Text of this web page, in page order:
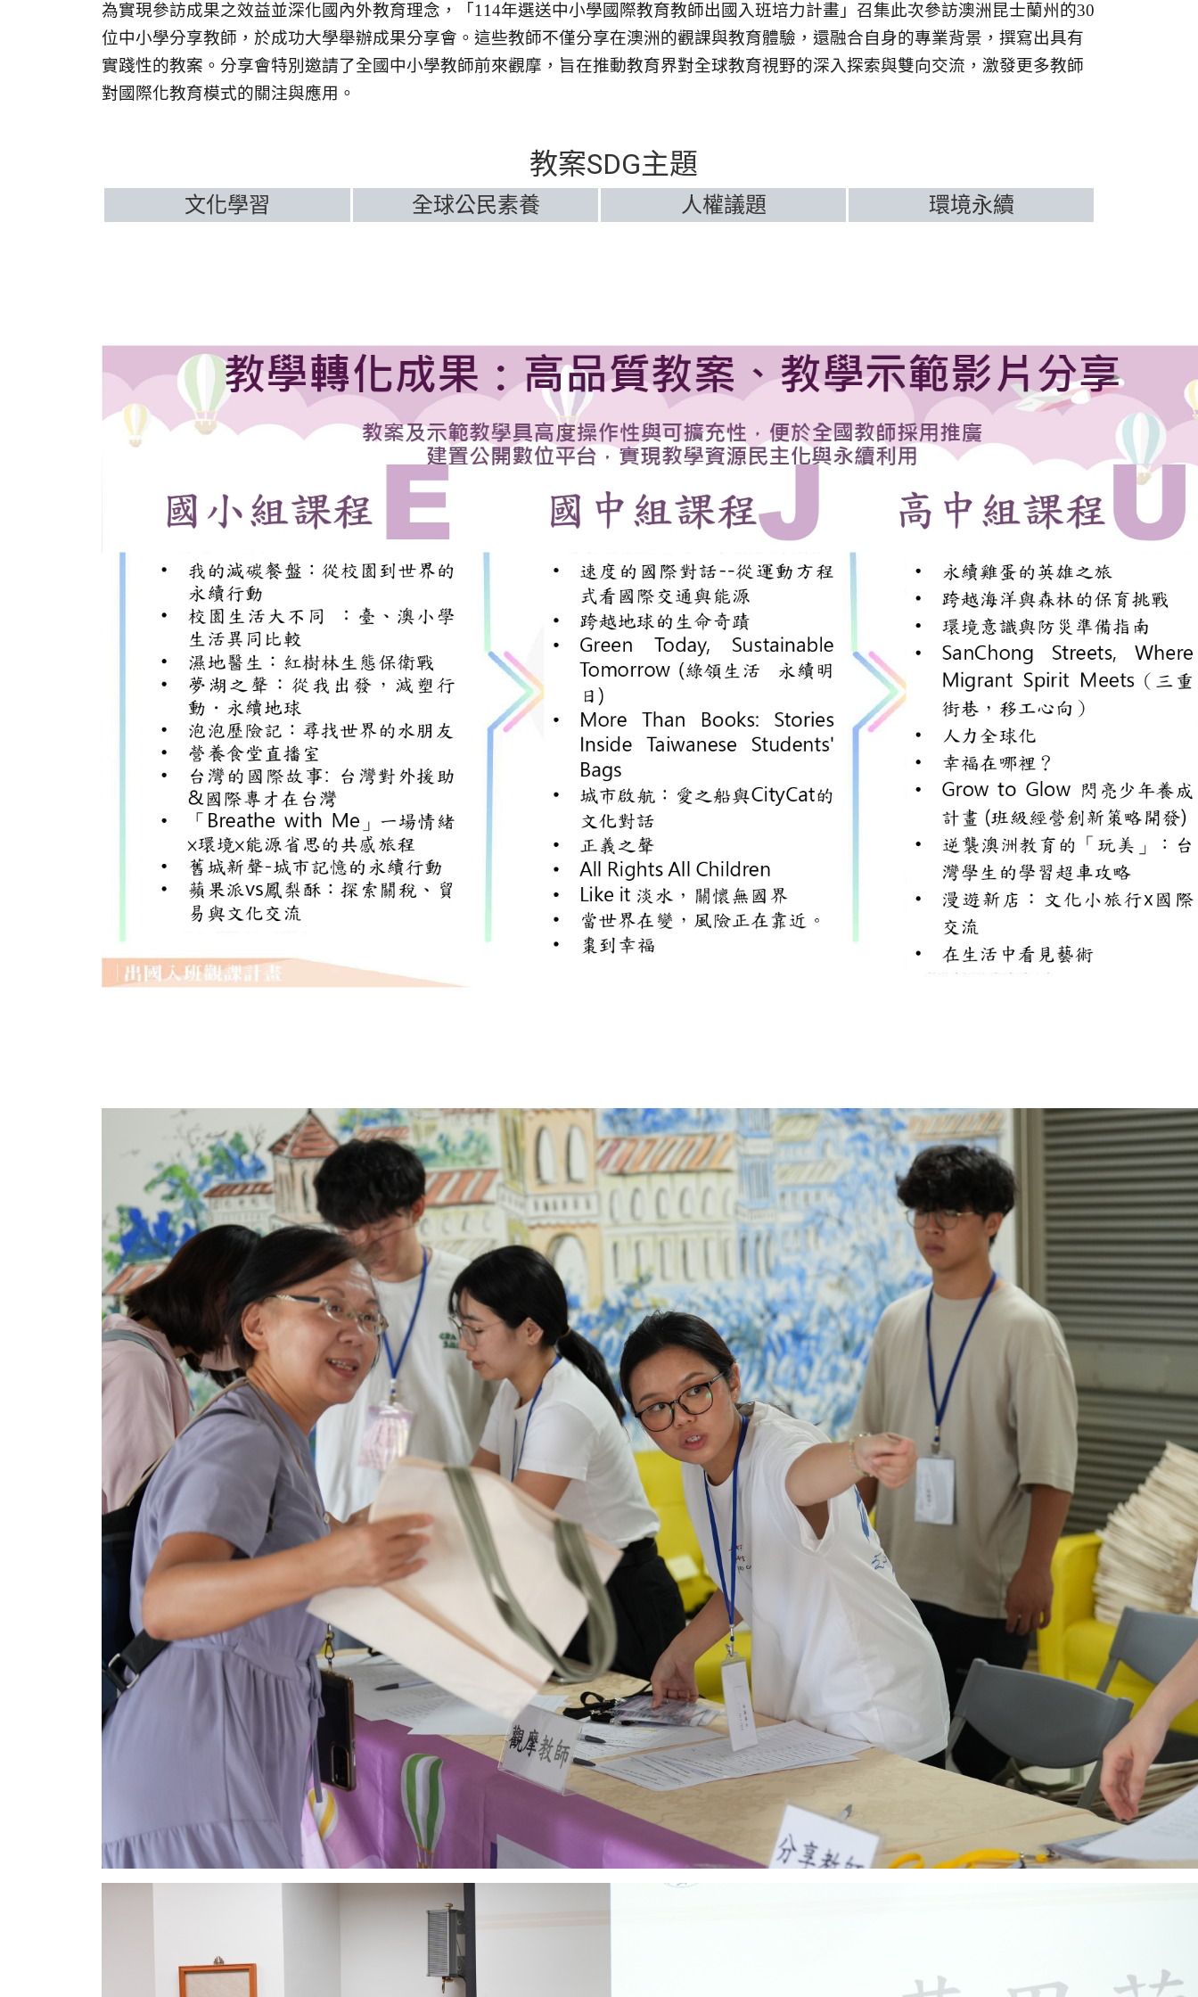
為實現參訪成果之效益並深化國內外教育理念，「114年選送中小學國際教育教師出國入班培力計畫」召集此次參訪澳洲昆士蘭州的30
位中小學分享教師，於成功大學舉辦成果分享會。這些教師不僅分享在澳洲的觀課與教育體驗，還融合自身的專業背景，撰寫出具有
實踐性的教案。分享會特別邀請了全國中小學教師前來觀摩，旨在推動教育界對全球教育視野的深入探索與雙向交流，激發更多教師
對國際化教育模式的關注與應用。
教案SDG主題
文化學習 全球公民素養 人權議題 環境永續